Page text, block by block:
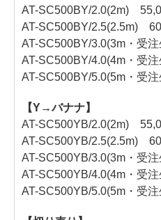
AT-SC500BY/2.0(2m)
AT-SC500BY/2.5(2.5m)
AT-SC500BY/3.0(3m・受
AT-SC500BY/4.0(4m・受
AT-SC500BY/5.0(5m・受
【Y→バナナ】
AT-SC500YB/2.0(2m)
AT-SC500YB/2.5(2.5m)
AT-SC500YB/3.0(3m・受
AT-SC500YB/4.0(4m・受
AT-SC500YB/5.0(5m・受